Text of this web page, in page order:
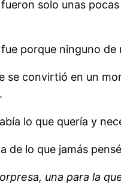
solo unas
porque ninguno
se convirtió en un
lo que quería y
de lo que jamás
una para la